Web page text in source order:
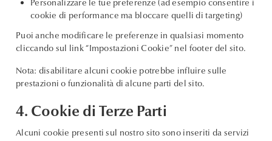
Personalizzare le tue preferenze (ad esempio consentire i
cookie di performance ma bloccare quelli di targeting)
Puoi anche modificare le preferenze in qualsiasi momento
cliccando sul link “Impostazioni Cookie” nel footer del sito.
Nota: disabilitare alcuni cookie potrebbe influire sulle
prestazioni o funzionalità di alcune parti del sito.
4. Cookie di Terze Parti
Alcuni cookie presenti sul nostro sito sono inseriti da servizi